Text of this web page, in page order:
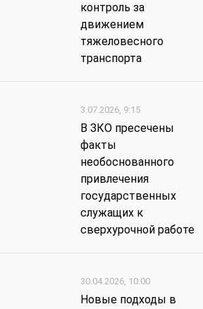
контроль за
движением
тяжеловесного
транспорта
3.07.2026, 9:15
В ЗКО пресечены
факты
необоснованного
привлечения
государственных
служащих к
сверхурочной работе
30.04.2026, 10:00
Новые подходы в